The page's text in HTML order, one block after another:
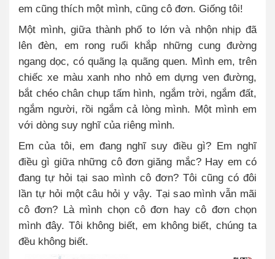
em cũng thích một mình, cũng cô đơn. Giống tôi!
Một mình, giữa thành phố to lớn và nhộn nhịp đã
lên đèn, em rong ruổi khắp những cung đường
ngang dọc, có quãng lạ quãng quen. Mình em, trên
chiếc xe màu xanh nho nhỏ em dựng ven đường,
bắt chéo chân chụp tấm hình, ngắm trời, ngắm đất,
ngắm người, rồi ngắm cả lòng mình. Một mình em
với dòng suy nghĩ của riêng mình.
Em của tôi, em đang nghĩ suy điều gì? Em nghĩ
điều gì giữa những cô đơn giăng mắc? Hay em có
đang tự hỏi tại sao mình cô đơn? Tôi cũng có đôi
lần tự hỏi một câu hỏi y vậy. Tại sao mình vẫn mãi
cô đơn? Là mình chọn cô đơn hay cô đơn chọn
mình đây. Tôi không biết, em không biết, chúng ta
đều không biết.